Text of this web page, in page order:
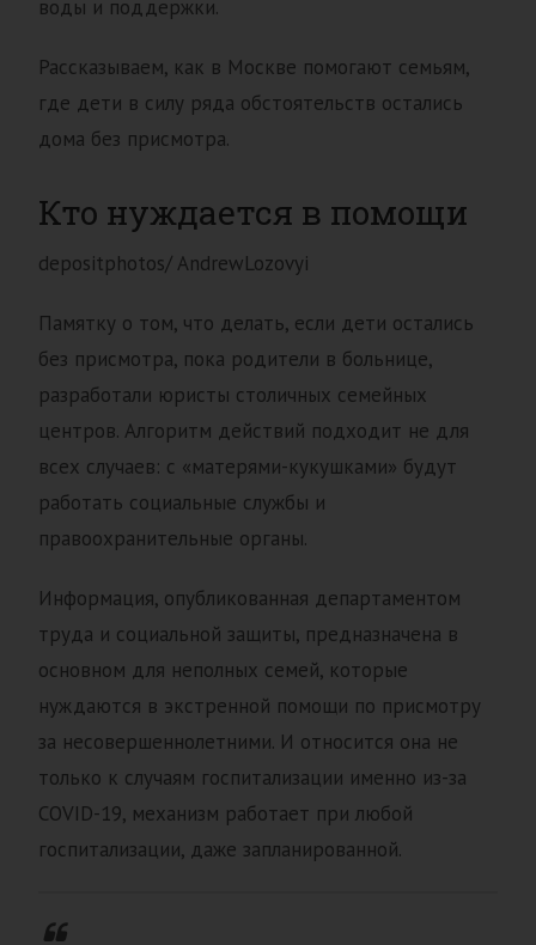
воды и поддержки.
Рассказываем, как в Москве помогают семьям,
где дети в силу ряда обстоятельств остались
дома без присмотра.
Кто нуждается в помощи
depositphotos/ AndrewLozovyi
Памятку о том, что делать, если дети остались
без присмотра, пока родители в больнице,
разработали юристы столичных семейных
центров. Алгоритм действий подходит не для
всех случаев: с «матерями-кукушками» будут
работать социальные службы и
правоохранительные органы.
Информация, опубликованная департаментом
труда и социальной защиты, предназначена в
основном для неполных семей, которые
нуждаются в экстренной помощи по присмотру
за несовершеннолетними. И относится она не
только к случаям госпитализации именно из-за
COVID-19, механизм работает при любой
госпитализации, даже запланированной.